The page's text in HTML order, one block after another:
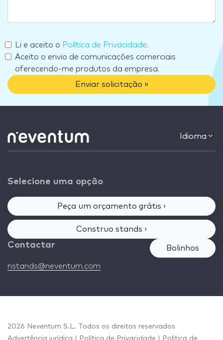
Li e aceito o Política de Privacidade.
Aceito o envio de comunicações comerciais
oferecendo-me produtos da empresa.
Enviar solicitação »
Idioma
Selecione uma opção
Peça um orçamento grátis ›
Construo stands ›
Contactar
nstands@neventum.com
Bolinhos
2026 Neventum S.L. Todos os direitos reservados
Advertência jurídica
Política de Privacidade Política de